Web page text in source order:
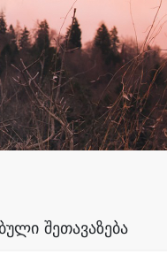
შეთავაზება